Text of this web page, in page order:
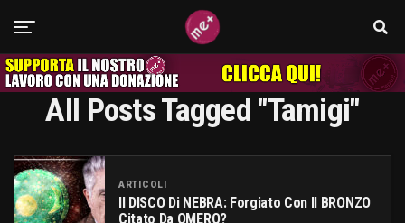
All Posts Tagged "Tamigi"
ARTICOLI
Il DISCO Di NEBRA: Forgiato Con Il BRONZO
Citato Da OMERO?